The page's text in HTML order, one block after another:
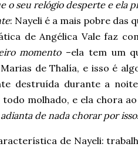
o seu relógio desperte e ela
: Nayeli é a mais pobre das
de Angélica Vale faz
momento–ela tem um
de Thalía, e isso é
destruída durante a
molhado, e ela chora
de nada chorar por isso.
de Nayeli: